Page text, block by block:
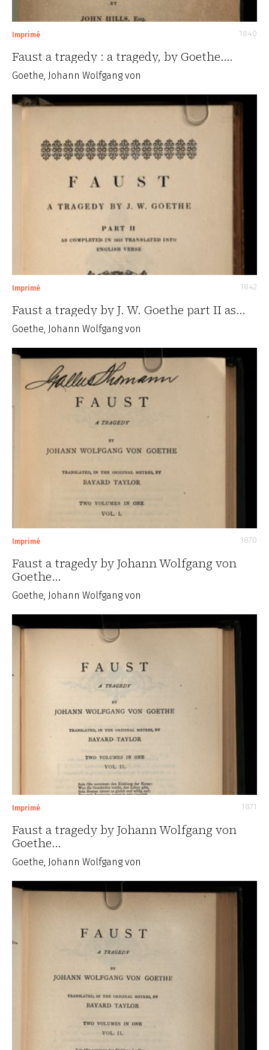
Imprimé 1840
Faust a tragedy : a tragedy, by Goethe.…
Goethe, Johann Wolfgang von
Imprimé 1842
Faust a tragedy by J. W. Goethe part II as…
Goethe, Johann Wolfgang von
Imprimé 1870
Faust a tragedy by Johann Wolfgang von
Goethe…
Goethe, Johann Wolfgang von
Imprimé 1871
Faust a tragedy by Johann Wolfgang von
Goethe…
Goethe, Johann Wolfgang von